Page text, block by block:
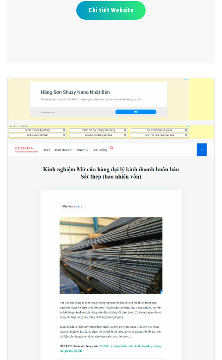
Chi tiết Website